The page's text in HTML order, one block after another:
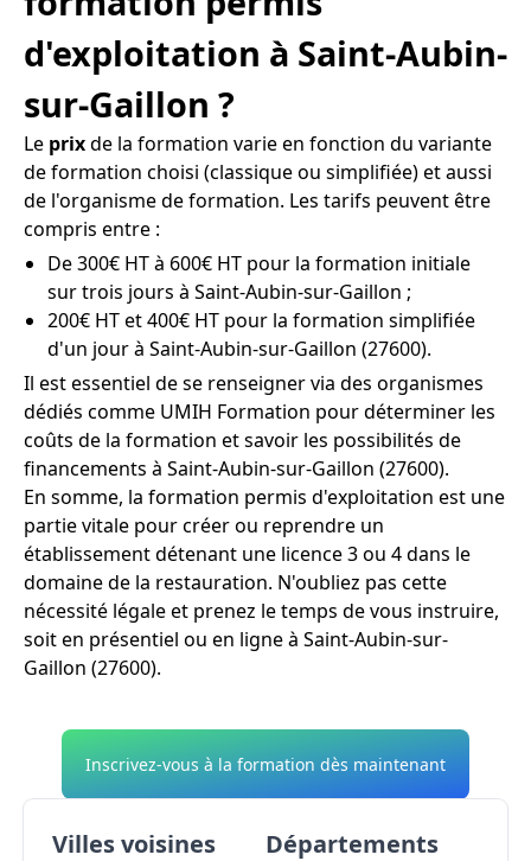
d'exploitation à Saint-Aubin-
sur-Gaillon ?
Le prixde la formation varie en fonction du variante
de formation choisi (classique ou simplifiée) et aussi
de l'organisme de formation. Les tarifs peuvent être
compris entre :
De 300€ HT à 600€ HT pour la formation initiale
sur trois jours à Saint-Aubin-sur-Gaillon ;
200€ HT et 400€ HT pour la formation simplifiée
d'un jour à Saint-Aubin-sur-Gaillon (27600).
Il est essentiel de se renseigner via des organismes
dédiés comme UMIH Formation pour déterminer les
coûts de la formation et savoir les possibilités de
financements à Saint-Aubin-sur-Gaillon (27600).
En somme, la formation permis d'exploitation est une
partie vitale pour créer ou reprendre un
établissement détenant une licence 3 ou 4 dans le
domaine de la restauration. N'oubliez pas cette
nécessité légale et prenez le temps de vous instruire,
soit en présentiel ou en ligne à Saint-Aubin-sur-
Gaillon (27600).
Inscrivez-vous à la formation dès maintenant
Villes voisines Départements